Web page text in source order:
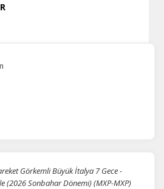
Görkemli Büyük İtalya 7 Gece -
(2026 Sonbahar Dönemi) (MXP-MXP)